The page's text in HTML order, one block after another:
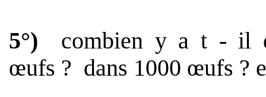
5°)
combien y a t - il
œufs ? dans 1000 œufs ?